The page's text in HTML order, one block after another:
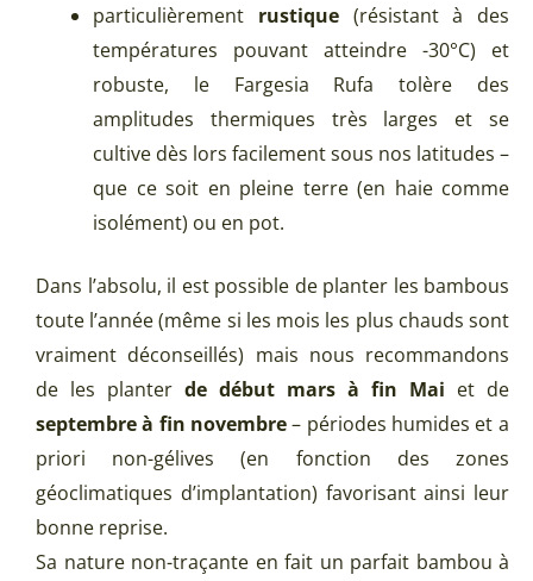
particulièrement rustique(résistant à des
températures pouvant atteindre -30°C) et
robuste, le Fargesia Rufa tolère des
amplitudes thermiques très larges et se
cultive dès lors facilement sous nos latitudes –
que ce soit en pleine terre (en haie comme
isolément) ou en pot.
Dans l’absolu, il est possible de planter les bambous
toute l’année (même si les mois les plus chauds sont
vraiment déconseillés) mais nous recommandons
de les planter de début mars à fin Mai et de
septembre à fin novembre– périodes humides et a
priori non-gélives (en fonction des zones
géoclimatiques d’implantation) favorisant ainsi leur
bonne reprise.
Sa nature non-traçante en fait un parfait bambou à